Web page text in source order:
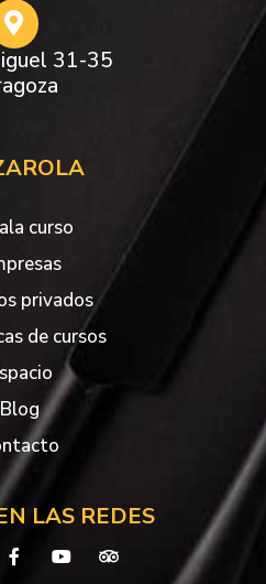
31-35
curso
privados
de cursos
Blog
LAS REDES